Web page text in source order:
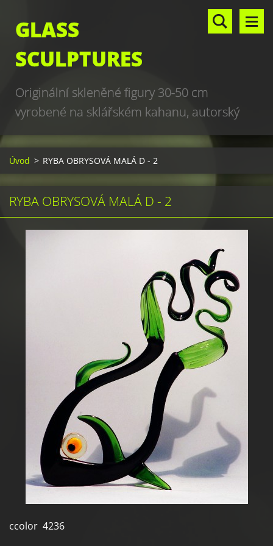
GLASS
SCULPTURES
Originální skleněné figury 30-50 cm
vyrobené na sklářském kahanu, autorský
design, hand made, art glass sculptures,
world unique production
Úvod > RYBA OBRYSOVÁ MALÁ D - 2
RYBA OBRYSOVÁ MALÁ D - 2
ccolor 4236